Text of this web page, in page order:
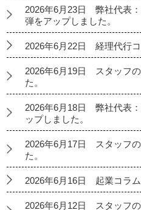
2026年6月23日 弊社代表
弾をアップしました。
2026年6月22日 経理代行コ
2026年6月19日 スタッフ
た。
2026年6月18日 弊社代表
ップしました。
2026年6月17日 スタッフ
た。
2026年6月16日 起業コラム
2026年6月12日 スタッフ